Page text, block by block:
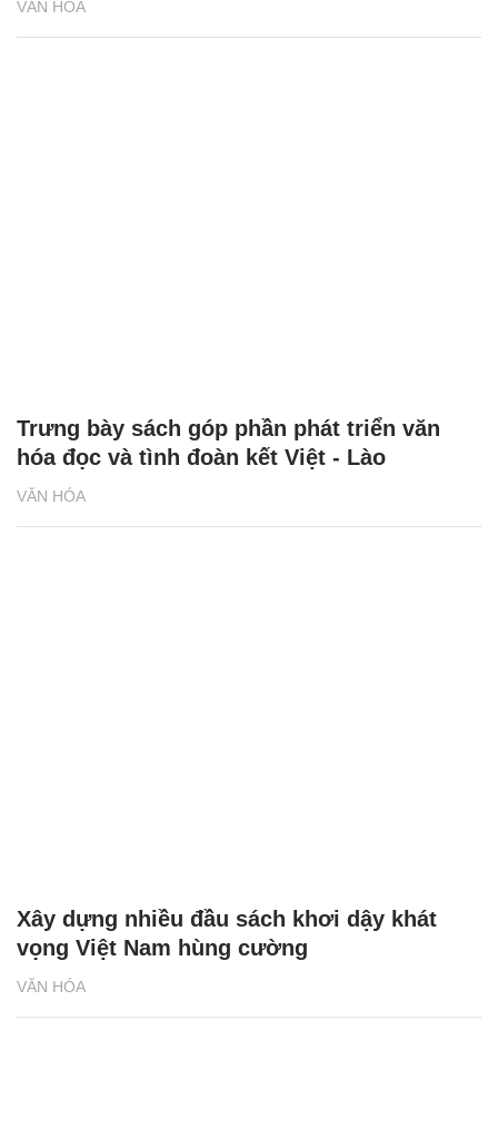
VĂN HÓA
VĂN HÓA
Trưng bày sách góp phần phát triển văn
hóa đọc và tình đoàn kết Việt - Lào
VĂN HÓA
Xây dựng nhiều đầu sách khơi dậy khát
vọng Việt Nam hùng cường